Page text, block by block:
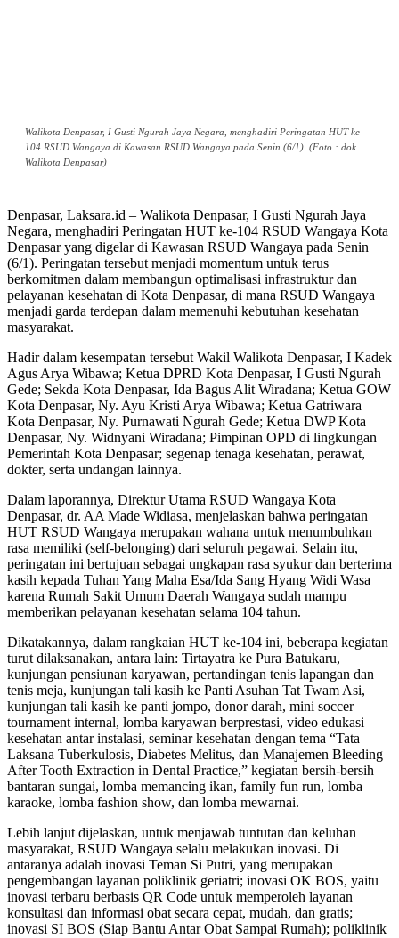
Walikota Denpasar, I Gusti Ngurah Jaya Negara, menghadiri Peringatan HUT ke-
104 RSUD Wangaya di Kawasan RSUD Wangaya pada Senin (6/1). (Foto : dok
Walikota Denpasar)
Denpasar, Laksara.id – Walikota Denpasar, I Gusti Ngurah Jaya
Negara, menghadiri Peringatan HUT ke-104 RSUD Wangaya Kota
Denpasar yang digelar di Kawasan RSUD Wangaya pada Senin
(6/1). Peringatan tersebut menjadi momentum untuk terus
berkomitmen dalam membangun optimalisasi infrastruktur dan
pelayanan kesehatan di Kota Denpasar, di mana RSUD Wangaya
menjadi garda terdepan dalam memenuhi kebutuhan kesehatan
masyarakat.
Hadir dalam kesempatan tersebut Wakil Walikota Denpasar, I Kadek
Agus Arya Wibawa; Ketua DPRD Kota Denpasar, I Gusti Ngurah
Gede; Sekda Kota Denpasar, Ida Bagus Alit Wiradana; Ketua GOW
Kota Denpasar, Ny. Ayu Kristi Arya Wibawa; Ketua Gatriwara
Kota Denpasar, Ny. Purnawati Ngurah Gede; Ketua DWP Kota
Denpasar, Ny. Widnyani Wiradana; Pimpinan OPD di lingkungan
Pemerintah Kota Denpasar; segenap tenaga kesehatan, perawat,
dokter, serta undangan lainnya.
Dalam laporannya, Direktur Utama RSUD Wangaya Kota
Denpasar, dr. AA Made Widiasa, menjelaskan bahwa peringatan
HUT RSUD Wangaya merupakan wahana untuk menumbuhkan
rasa memiliki (self-belonging) dari seluruh pegawai. Selain itu,
peringatan ini bertujuan sebagai ungkapan rasa syukur dan berterima
kasih kepada Tuhan Yang Maha Esa/Ida Sang Hyang Widi Wasa
karena Rumah Sakit Umum Daerah Wangaya sudah mampu
memberikan pelayanan kesehatan selama 104 tahun.
Dikatakannya, dalam rangkaian HUT ke-104 ini, beberapa kegiatan
turut dilaksanakan, antara lain: Tirtayatra ke Pura Batukaru,
kunjungan pensiunan karyawan, pertandingan tenis lapangan dan
tenis meja, kunjungan tali kasih ke Panti Asuhan Tat Twam Asi,
kunjungan tali kasih ke panti jompo, donor darah, mini soccer
tournament internal, lomba karyawan berprestasi, video edukasi
kesehatan antar instalasi, seminar kesehatan dengan tema “Tata
Laksana Tuberkulosis, Diabetes Melitus, dan Manajemen Bleeding
After Tooth Extraction in Dental Practice,” kegiatan bersih-bersih
bantaran sungai, lomba memancing ikan, family fun run, lomba
karaoke, lomba fashion show, dan lomba mewarnai.
Lebih lanjut dijelaskan, untuk menjawab tuntutan dan keluhan
masyarakat, RSUD Wangaya selalu melakukan inovasi. Di
antaranya adalah inovasi Teman Si Putri, yang merupakan
pengembangan layanan poliklinik geriatri; inovasi OK BOS, yaitu
inovasi terbaru berbasis QR Code untuk memperoleh layanan
konsultasi dan informasi obat secara cepat, mudah, dan gratis;
inovasi SI BOS (Siap Bantu Antar Obat Sampai Rumah); poliklinik